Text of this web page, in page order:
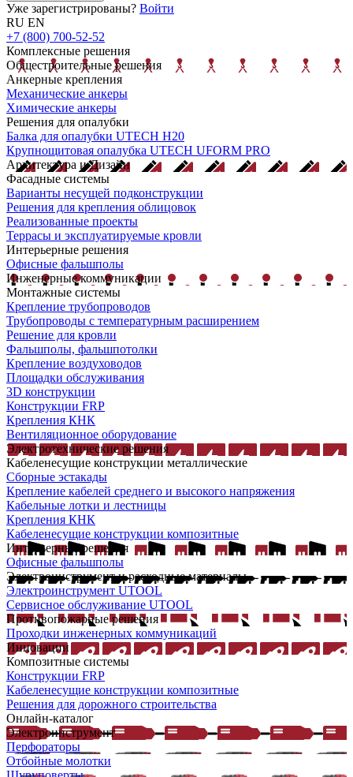
Уже зарегистрированы? Войти
RU EN
+7 (800) 700-52-52
Комплексные решения
Общестроительные решения
Анкерные крепления
Механические анкеры
Химические анкеры
Решения для опалубки
Балка для опалубки UTECH H20
Крупнощитовая опалубка UTECH UFORM PRO
Архитектура и Дизайн
Фасадные системы
Варианты несущей подконструкции
Решения для крепления облицовок
Реализованные проекты
Террасы и эксплуатируемые кровли
Интерьерные решения
Офисные фальшполы
Инженерные коммуникации
Монтажные системы
Крепление трубопроводов
Трубопроводы с температурным расширением
Решение для кровли
Фальшполы, фальшпотолки
Крепление воздуховодов
Площадки обслуживания
3D конструкции
Конструкции FRP
Крепления КНК
Вентиляционное оборудование
Электротехнические решения
Кабеленесущие конструкции металлические
Сборные эстакады
Крепление кабелей среднего и высокого напряжения
Кабельные лотки и лестницы
Крепления КНК
Кабеленесущие конструкции композитные
Интерьерные решения
Офисные фальшполы
Электроинструмент и расходные материалы
Электроинструмент UTOOL
Сервисное обслуживание UTOOL
Противопожарные решения
Проходки инженерных коммуникаций
Инновации
Композитные системы
Конструкции FRP
Кабеленесущие конструкции композитные
Решения для дорожного строительства
Онлайн-каталог
Электроинструмент
Перфораторы
Отбойные молотки